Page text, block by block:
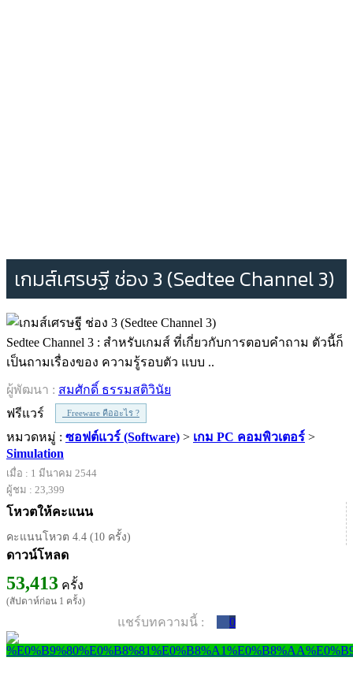
เกมส์เศรษฐี ช่อง 3 (Sedtee Channel 3)
Sedtee Channel 3 : สำหรับเกมส์ ที่เกี่ยวกับการตอบคำถาม ตัวนี้ก็
เป็นถามเรื่องของ ความรู้รอบตัว แบบ ..
ผู้พัฒนา : สมศักดิ์ ธรรมสติวินัย
ฟรีแวร์
Freeware คืออะไร ?
หมวดหมู่ : ซอฟต์แวร์ (Software) > เกม PC คอมพิวเตอร์ >
Simulation
เมื่อ : 1 มีนาคม 2544
ผู้ชม : 23,399
โหวตให้คะแนน
คะแนนโหวต 4.4 (10 ครั้ง)
ดาวน์โหลด
53,413 ครั้ง
(สัปดาห์ก่อน 1 ครั้ง)
แชร์บทความนี้ : 0